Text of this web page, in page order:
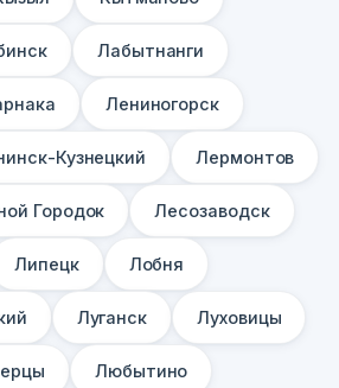
Лабытнанги
Лениногорск
Кузнецкий Лермонтов
Городок Лесозаводск
Липецк Лобня
Луганск Луховицы
Любытино